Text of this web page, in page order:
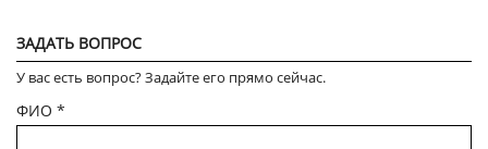
ЗАДАТЬ ВОПРОС
У вас есть вопрос? Задайте его прямо сейчас.
ФИО *